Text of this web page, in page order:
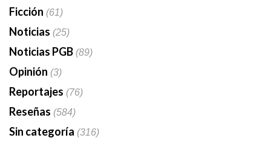
Ficción (61)
Noticias (25)
Noticias PGB(89)
Opinión (3)
Reportajes (76)
Reseñas (584)
Sin categoría (316)